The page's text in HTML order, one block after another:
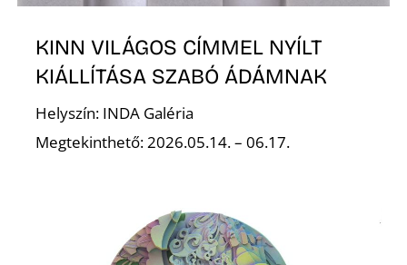
KINN VILÁGOS CÍMMEL NYÍLT
KIÁLLÍTÁSA SZABÓ ÁDÁMNAK
Helyszín: INDA Galéria
Megtekinthető: 2026.05.14. – 06.17.